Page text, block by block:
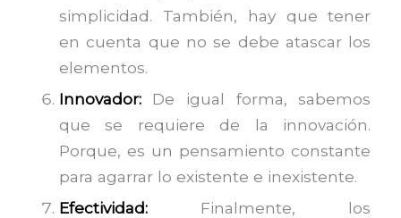
simplicidad. También, hay que tener
en cuenta que no se debe atascar los
elementos.
Innovador: De igual forma, sabemos
que se requiere de la innovación.
Porque, es un pensamiento constante
para agarrar lo existente e inexistente.
Efectividad: Finalmente, los